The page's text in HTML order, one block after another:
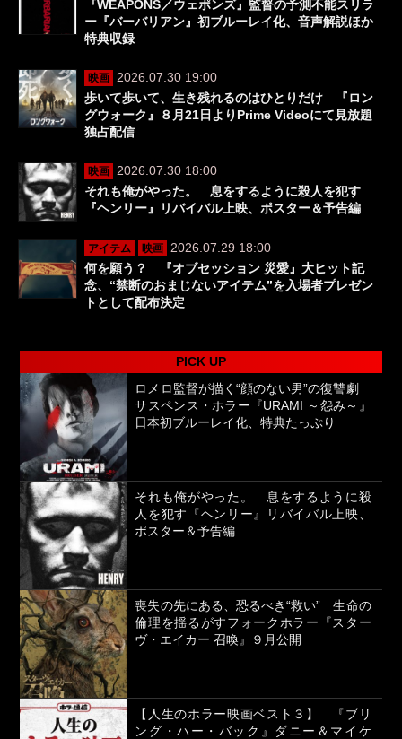
『WEAPONS／ウェポンズ』監督の予測不能スリラ
ー『バーバリアン』初ブルーレイ化、音声解説ほか
特典収録
映画
2026.07.30 19:00
歩いて歩いて、生き残れるのはひとりだけ 『ロン
グウォーク』８月21日よりPrime Videoにて見放題
独占配信
映画
2026.07.30 18:00
それも俺がやった。 息をするように殺人を犯す
『ヘンリー』リバイバル上映、ポスター＆予告編
アイテム 映画
2026.07.29 18:00
何を願う？ 『オブセッション 災愛』大ヒット記
念、“禁断のおまじないアイテム”を入場者プレゼン
トとして配布決定
PICK UP
ロメロ監督が描く“顔のない男”の復讐劇
サスペンス・ホラー『URAMI ～怨み～』
日本初ブルーレイ化、特典たっぷり
それも俺がやった。 息をするように殺
人を犯す『ヘンリー』リバイバル上映、
ポスター＆予告編
喪失の先にある、恐るべき“救い” 生命の
倫理を揺るがすフォークホラー『スター
ヴ・エイカー 召喚』９月公開
【人生のホラー映画ベスト３】 『ブリ
ング・ハー・バック』ダニー＆マイケ